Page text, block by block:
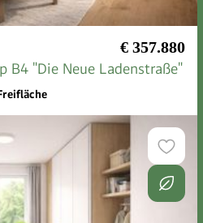
€ 357.880
B4 "Die Neue Ladenstraße"